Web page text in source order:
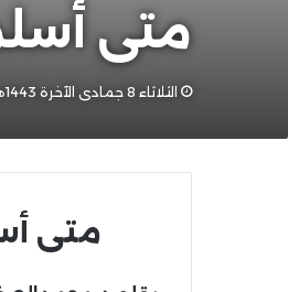
متى
الثلاثاء 8 جمادى الآخرة 1443هـ 11-1-2022م
متى